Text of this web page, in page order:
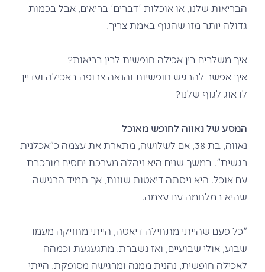
הבריאות שלנו, או אוכלות 'דברים' בריאים, אבל בכמות
גדולה יותר מזו שהגוף באמת צריך.
איך משלבים בין אכילה חופשית לבין בריאות?
איך אפשר להרגיש חופשיות והנאה צרופה באכילה ועדיין
לדאוג לגוף שלנו?
המסע של נאווה לחופש מאוכל
נאווה, בת 38, אם לשלושה, מתארת את עצמה כ"אכלנית
רגשית". במשך שנים היא ניהלה מערכת יחסים מורכבת
עם אוכל. היא ניסתה דיאטות שונות, אך תמיד הרגישה
שהיא במלחמה עם עצמה.
"כל פעם שהייתי מתחילה דיאטה, הייתי מחזיקה מעמד
שבוע, אולי שבועיים, ואז נשברת. מתגעגעת וכמהה
לאכילה חופשית, נהנית ממנה ומרגישה מסופקת. הייתי